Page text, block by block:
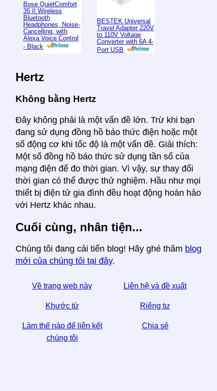
Bose QuietComfort
35 II Wireless
Bluetooth
Headphones, Noise-
Cancelling, with
Alexa Voice Control
- Black
BESTEK Universal
Travel Adapter 220V
to 110V Voltage
Converter with 6A 4-
Port USB
Hertz
Không bằng Hertz
Đây không phải là một vấn đề lớn. Trừ khi bạn
đang sử dụng đồng hồ báo thức điện hoặc một
số động cơ khi tốc độ là một vấn đề. Giải thích:
Một số đồng hồ báo thức sử dụng tần số của
mạng điện để đo thời gian. Vì vậy, sự thay đổi
thời gian có thể được thử nghiệm. Hầu như mọi
thiết bị điện tử gia đình đều hoạt động hoàn hảo
với Hertz khác nhau.
Cuối cùng, nhân tiện...
Chúng tôi đang cải tiến blog! Hãy ghé thăm blog
mới của chúng tôi tại đây.
Về trang web này Liên hệ và đề xuất
Khước từ Riêng tư
Làm thế nào để liên kết
chúng tôi
Chia sẻ